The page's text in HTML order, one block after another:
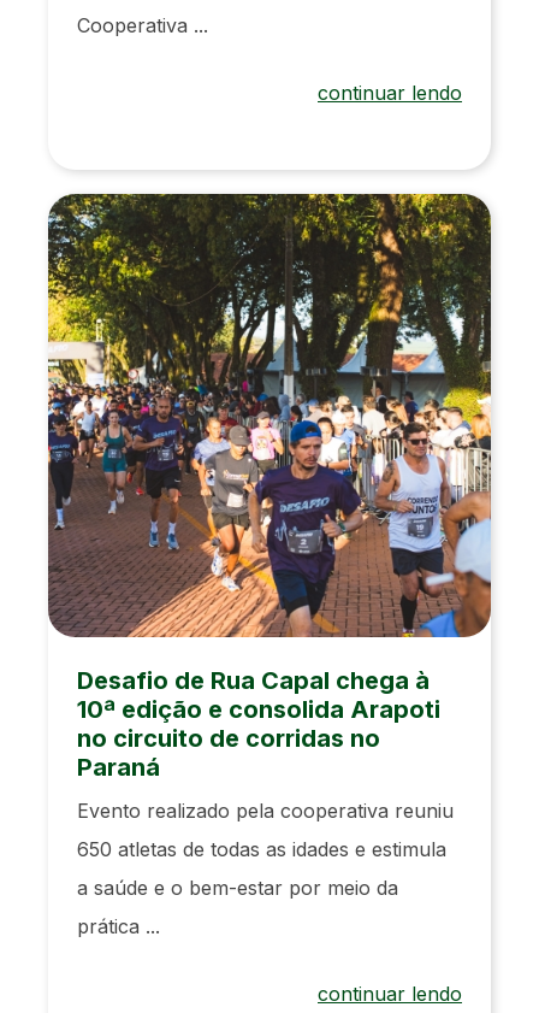
Cooperativa ...
continuar lendo
Desafio de Rua Capal chega à
10ª edição e consolida Arapoti
no circuito de corridas no
Paraná
Evento realizado pela cooperativa reuniu
650 atletas de todas as idades e estimula
a saúde e o bem-estar por meio da
prática ...
continuar lendo